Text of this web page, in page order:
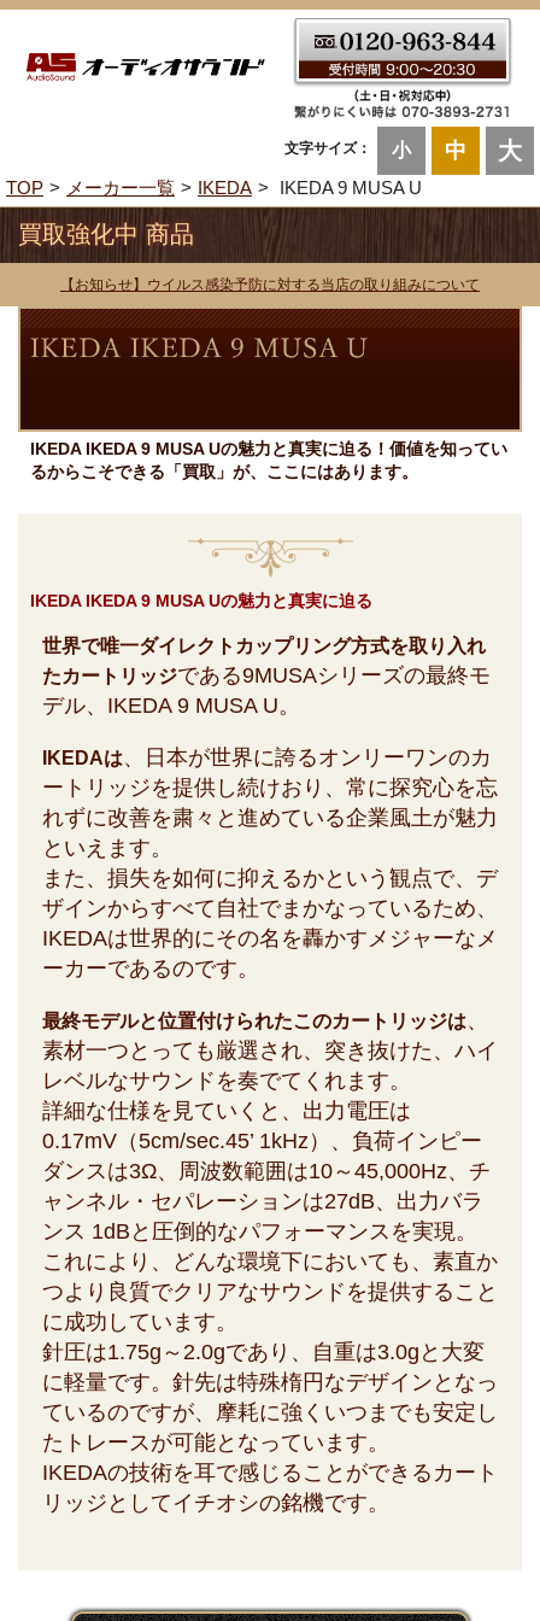
文字サイズ： 小 中 大
TOP メーカー一覧 IKEDA IKEDA 9 MUSA U
買取強化中 商品
【お知らせ】ウイルス感染予防に対する当店の取り組みについて
IKEDA IKEDA 9 MUSA Uの魅力と真実に迫る！価値を知ってい
るからこそできる「買取」が、ここにはあります。
IKEDA IKEDA 9 MUSA Uの魅力と真実に迫る
世界で唯一ダイレクトカップリング方式を取り入れ
たカートリッジである9MUSAシリーズの最終モ
デル、IKEDA 9 MUSA U。
IKEDAは、日本が世界に誇るオンリーワンのカ
ートリッジを提供し続けおり、常に探究心を忘
れずに改善を粛々と進めている企業風土が魅力
といえます。
また、損失を如何に抑えるかという観点で、デ
ザインからすべて自社でまかなっているため、
IKEDAは世界的にその名を轟かすメジャーなメ
ーカーであるのです。
最終モデルと位置付けられたこのカートリッジは、
素材一つとっても厳選され、突き抜けた、ハイ
レベルなサウンドを奏でてくれます。
詳細な仕様を見ていくと、出力電圧は
0.17mV（5cm/sec.45’ 1kHz）、負荷インピー
ダンスは3Ω、周波数範囲は10～45,000Hz、チ
ャンネル・セパレーションは27dB、出力バラ
ンス 1dBと圧倒的なパフォーマンスを実現。
これにより、どんな環境下においても、素直か
つより良質でクリアなサウンドを提供すること
に成功しています。
針圧は1.75g～2.0gであり、自重は3.0gと大変
に軽量です。針先は特殊楕円なデザインとなっ
ているのですが、摩耗に強くいつまでも安定し
たトレースが可能となっています。
IKEDAの技術を耳で感じることができるカート
リッジとしてイチオシの銘機です。